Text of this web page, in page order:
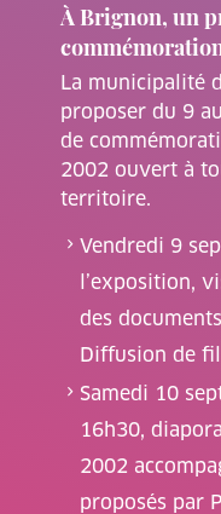
À Brignon, un
La municipalité
proposer du 9
de
2002 ouvert à
territoire.
Vendredi 9
l’exposition,
des
Diffusion de
Samedi 10
16h30,
2002
proposés par